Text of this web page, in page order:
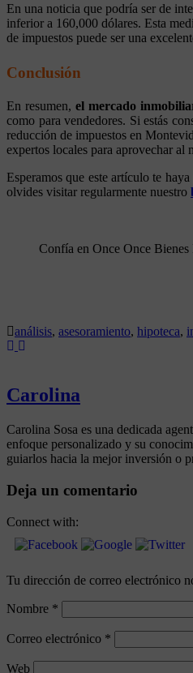
En una noticia que podría ser de
inferior a 160,000 dólares. Esta
de impuestos puede ser una
Conclusión
En resumen, el mercado
como para vendedores. Si estás
reducción de impuestos en
expertos locales para aprovechar
Esperamos que este artículo te
olvides visitar regularmente nuestro
Confía en Once Once Bienes
análisis, asesoramiento, hipoteca,
Carolina
Carolina Sosa es una dedicada
enfoque personalizado y su
guiarlos hacia la mejor inversión o
Deja un comentario
Connect with:
Tu dirección de correo electrónico
Nombre *
Correo electrónico *
Web